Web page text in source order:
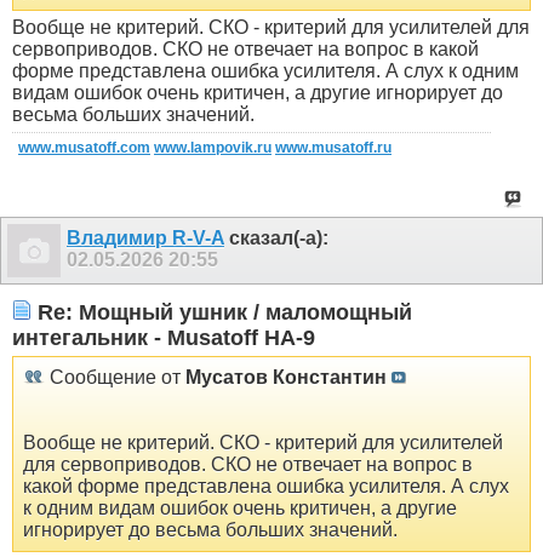
Вообще не критерий. СКО - критерий для усилителей для
сервоприводов. СКО не отвечает на вопрос в какой
форме представлена ошибка усилителя. А слух к одним
видам ошибок очень критичен, а другие игнорирует до
весьма больших значений.
www.musatoff.com www.lampovik.ru www.musatoff.ru
Владимир R-V-A сказал(-а):
02.05.2026 20:55
Re: Мощный ушник / маломощный
интегальник - Musatoff HA-9
Сообщение от Мусатов Константин
Вообще не критерий. СКО - критерий для усилителей
для сервоприводов. СКО не отвечает на вопрос в
какой форме представлена ошибка усилителя. А слух
к одним видам ошибок очень критичен, а другие
игнорирует до весьма больших значений.